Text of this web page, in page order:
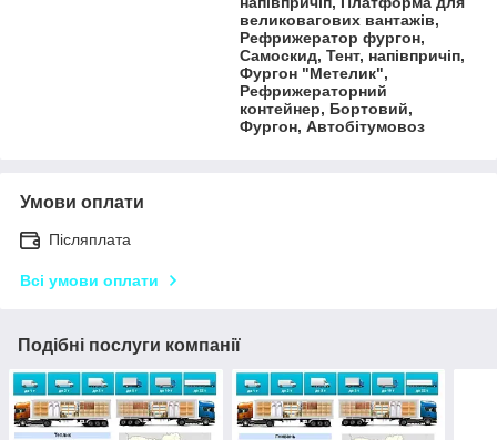
великовагових вантажів,
Рефрижератор фургон,
Самоскид, Тент, напівпричіп,
Фургон "Метелик",
Рефрижераторний
контейнер, Бортовий,
Фургон, Автобітумовоз
Умови оплати
Післяплата
Всі умови оплати
Подібні послуги компанії